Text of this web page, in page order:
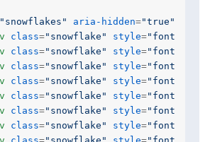
aria-hidden="true"
class="snowflake" style="font-size:
class="snowflake" style="font-size:
class="snowflake" style="font-size:
class="snowflake" style="font-size:
class="snowflake" style="font-size:
class="snowflake" style="font-size:
class="snowflake" style="font-size: